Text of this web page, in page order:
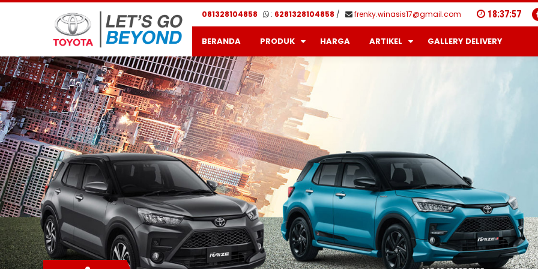
081328104858 : 6281328104858 / frenky.winasis17@gmail.com 18:37:57
BERANDA PRODUK HARGA ARTIKEL GALLERY DELIVERY